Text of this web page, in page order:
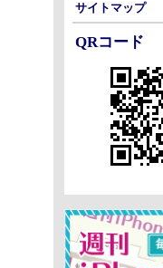
サイトマップ
QRコード